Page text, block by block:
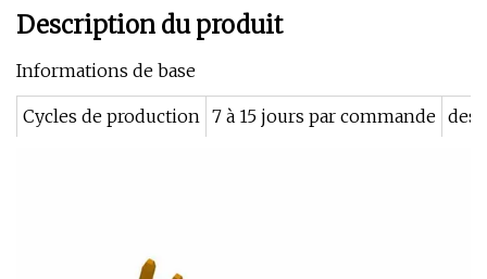
Description du produit
Informations de base
Cycles de production 7 à 15 jours par commande des